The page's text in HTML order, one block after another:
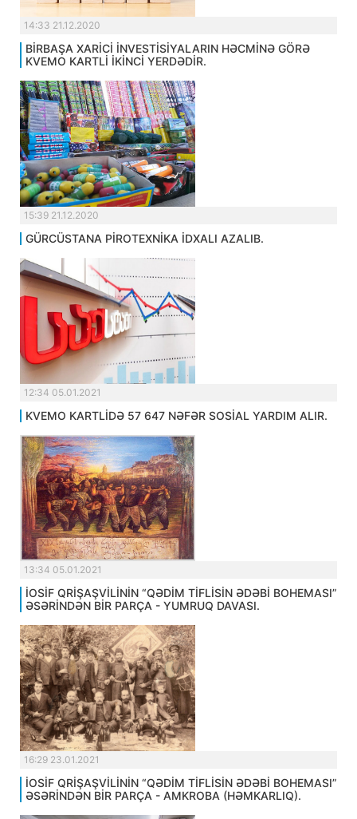
14:33 21.12.2020
BİRBAŞA XARİCİ İNVESTİSİYALARIN HƏCMİNƏ GÖRƏ
KVEMO KARTLİ İKİNCİ YERDƏDİR.
15:39 21.12.2020
GÜRCÜSTANA PİROTEXNİKA İDXALI AZALIB.
12:34 05.01.2021
KVEMO KARTLİDƏ 57 647 NƏFƏR SOSİAL YARDIM ALIR.
13:34 05.01.2021
İOSİF QRİŞAŞVİLİNİN “QƏDİM TİFLİSİN ƏDƏBİ BOHEMASI”
ƏSƏRİNDƏN BİR PARÇA - YUMRUQ DAVASI.
16:29 23.01.2021
İOSİF QRİŞAŞVİLİNİN “QƏDİM TİFLİSİN ƏDƏBİ BOHEMASI”
ƏSƏRİNDƏN BİR PARÇA - AMKROBA (HƏMKARLIQ).